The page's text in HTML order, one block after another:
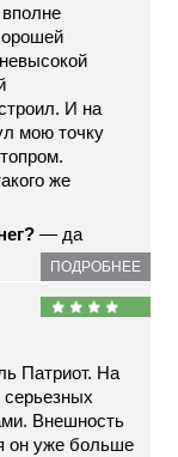
И на
мою точку
же
— да
ПОДРОБНЕЕ
Патриот. На
Внешность
он уже больше